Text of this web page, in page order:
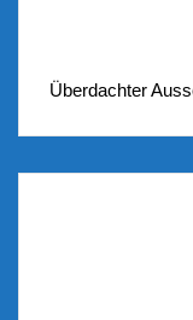
Überdachter